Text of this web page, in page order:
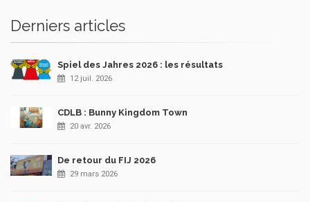
Derniers articles
Spiel des Jahres 2026 : les résultats
12 juil. 2026
CDLB : Bunny Kingdom Town
20 avr. 2026
De retour du FIJ 2026
29 mars 2026